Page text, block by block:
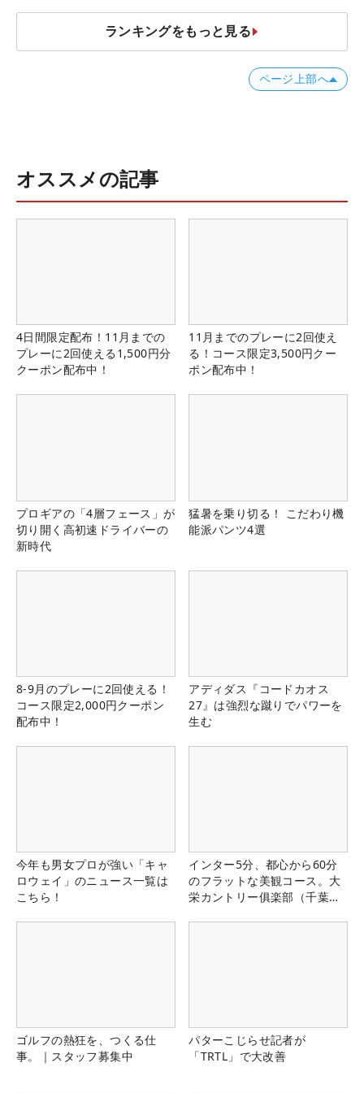
ランキングをもっと見る
ページ上部へ
オススメの記事
4日間限定配布！11月までの
プレーに2回使える1,500円分
クーポン配布中！
11月までのプレーに2回使え
る！コース限定3,500円クー
ポン配布中！
プロギアの「4層フェース」が
切り開く高初速ドライバーの
新時代
猛暑を乗り切る！ こだわり機
能派パンツ4選
8-9月のプレーに2回使える！
コース限定2,000円クーポン
配布中！
アディダス『コードカオス
27』は強烈な蹴りでパワーを
生む
今年も男女プロが強い「キャ
ロウェイ」のニュース一覧は
こちら！
インター5分、都心から60分
のフラットな美観コース。大
栄カントリー俱楽部（千葉
ゴルフの熱狂を、つくる仕
事。｜スタッフ募集中
パターこじらせ記者が
「TRTL」で大改善